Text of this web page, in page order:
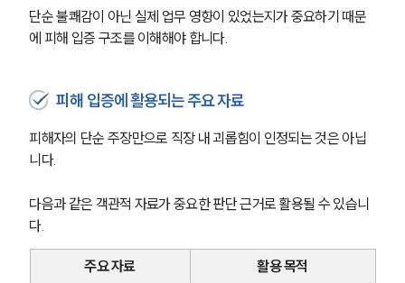
단순 불쾌감이 아닌 실제 업무 영향이 있었는지가 중요하기 때문
에 피해 입증 구조를 이해해야 합니다.
피해 입증에 활용되는 주요 자료
피해자의 단순 주장만으로 직장 내 괴롭힘이 인정되는 것은 아닙
니다.
다음과 같은 객관적 자료가 중요한 판단 근거로 활용될 수 있습니
다.
주요 자료
활용 목적